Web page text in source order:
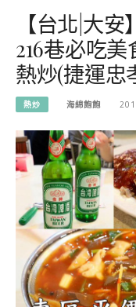
【台北|大
216巷必吃
熱炒(捷運忠
熱炒 海綿飽飽